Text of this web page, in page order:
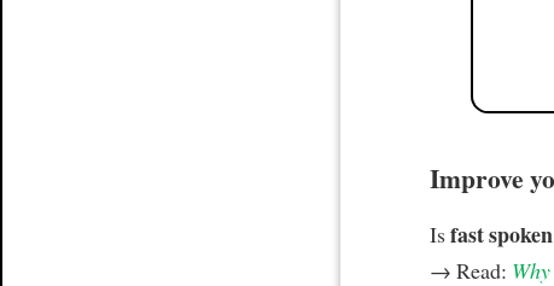
Improve
Isfast
→ Read: